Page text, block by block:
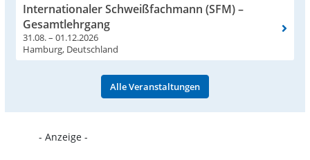
Internationaler Schweißfachmann (SFM) –
Gesamtlehrgang
31.08. – 01.12.2026
Hamburg, Deutschland
Alle Veranstaltungen
- Anzeige -